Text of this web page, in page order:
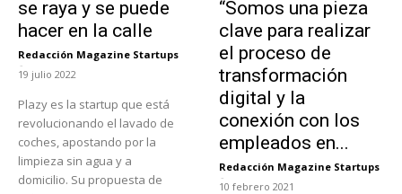
se raya y se puede
hacer en la calle
Redacción Magazine Startups
-
19 julio 2022
Plazy es la startup que está
revolucionando el lavado de
coches, apostando por la
limpieza sin agua y a
domicilio. Su propuesta de
“Somos una pieza
clave para realizar
el proceso de
transformación
digital y la
conexión con los
empleados en...
Redacción Magazine Startups
-
10 febrero 2021